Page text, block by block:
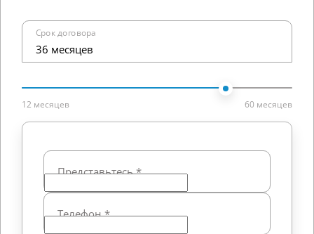
Срок договора
36 месяцев
12 месяцев 60 месяцев
Представьтесь*
Телефон*